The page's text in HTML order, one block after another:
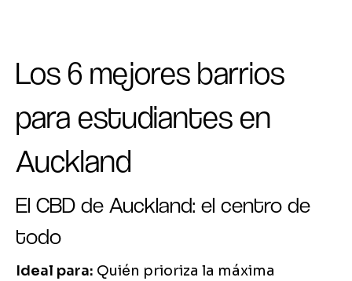
Los 6 mejores barrios
para estudiantes en
Auckland
El CBD de Auckland: el centro de
todo
Ideal para: Quién prioriza la máxima